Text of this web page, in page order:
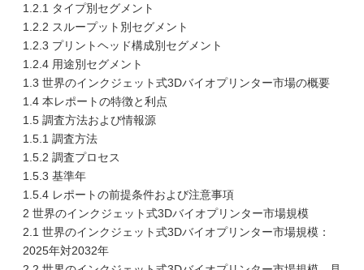
1.2.1 タイプ別セグメント
1.2.2 スループット別セグメント
1.2.3 プリントヘッド構成別セグメント
1.2.4 用途別セグメント
1.3 世界のインクジェット式3Dバイオプリンター市場の概要
1.4 本レポートの特徴と利点
1.5 調査方法および情報源
1.5.1 調査方法
1.5.2 調査プロセス
1.5.3 基準年
1.5.4 レポートの前提条件および注意事項
2 世界のインクジェット式3Dバイオプリンター市場規模
2.1 世界のインクジェット式3Dバイオプリンター市場規模：
2025年対2032年